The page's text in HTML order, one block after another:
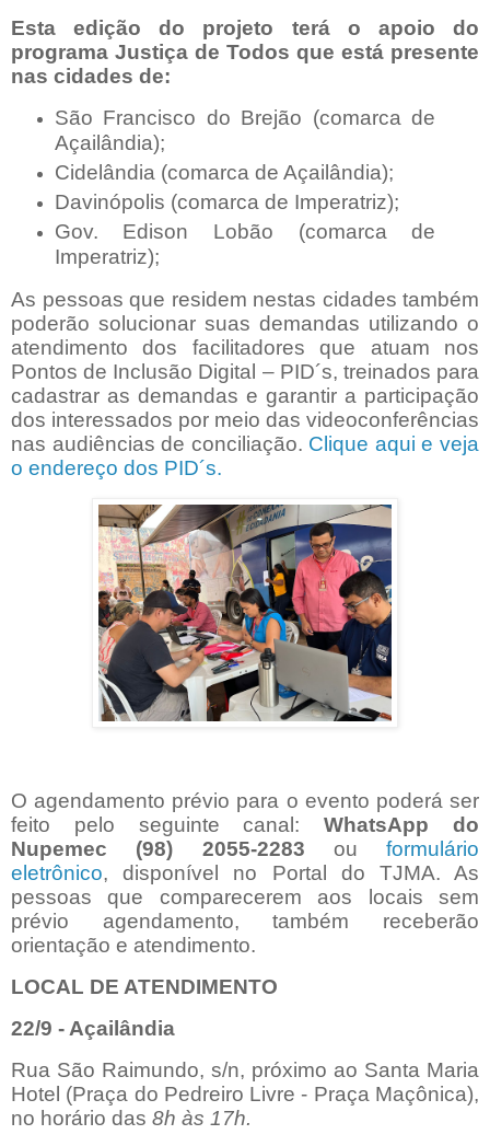
Esta edição do projeto terá o apoio do
programa Justiça de Todos que está presente
nas cidades de:
São Francisco do Brejão (comarca de
Açailândia);
Cidelândia (comarca de Açailândia);
Davinópolis (comarca de Imperatriz);
Gov. Edison Lobão (comarca de
Imperatriz);
As pessoas que residem nestas cidades também
poderão solucionar suas demandas utilizando o
atendimento dos facilitadores que atuam nos
Pontos de Inclusão Digital – PID´s, treinados para
cadastrar as demandas e garantir a participação
dos interessados por meio das videoconferências
nas audiências de conciliação. Clique aqui e veja
o endereço dos PID´s.
O agendamento prévio para o evento poderá ser
feito pelo seguinte canal:WhatsApp do
Nupemec (98) 2055-2283 ou formulário
eletrônico, disponível no Portal do TJMA. As
pessoas que comparecerem aos locais sem
prévio agendamento, também receberão
orientação e atendimento.
LOCAL DE ATENDIMENTO
22/9 - Açailândia
Rua São Raimundo, s/n, próximo ao Santa Maria
Hotel (Praça do Pedreiro Livre - Praça Maçônica),
no horário das 8h às 17h.